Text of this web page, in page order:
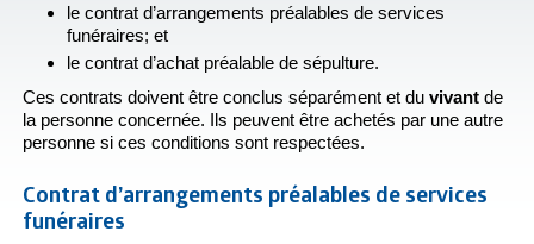
le contrat d’arrangements préalables de services
funéraires; et
le contrat d’achat préalable de sépulture.
Ces contrats doivent être conclus séparément et du vivant de
la personne concernée. Ils peuvent être achetés par une autre
personne si ces conditions sont respectées.
Contrat d’arrangements préalables de services
funéraires